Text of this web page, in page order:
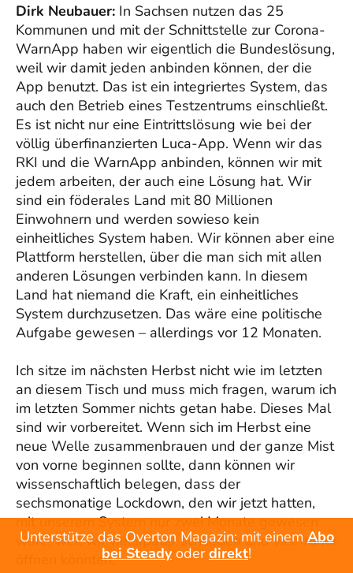
Dirk Neubauer: In Sachsen nutzen das 25
Kommunen und mit der Schnittstelle zur Corona-
WarnApp haben wir eigentlich die Bundeslösung,
weil wir damit jeden anbinden können, der die
App benutzt. Das ist ein integriertes System, das
auch den Betrieb eines Testzentrums einschließt.
Es ist nicht nur eine Eintrittslösung wie bei der
völlig überfinanzierten Luca-App. Wenn wir das
RKI und die WarnApp anbinden, können wir mit
jedem arbeiten, der auch eine Lösung hat. Wir
sind ein föderales Land mit 80 Millionen
Einwohnern und werden sowieso kein
einheitliches System haben. Wir können aber eine
Plattform herstellen, über die man sich mit allen
anderen Lösungen verbinden kann. In diesem
Land hat niemand die Kraft, ein einheitliches
System durchzusetzen. Das wäre eine politische
Aufgabe gewesen – allerdings vor 12 Monaten.
Ich sitze im nächsten Herbst nicht wie im letzten
an diesem Tisch und muss mich fragen, warum ich
im letzten Sommer nichts getan habe. Dieses Mal
sind wir vorbereitet. Wenn sich im Herbst eine
neue Welle zusammenbrauen und der ganze Mist
von vorne beginnen sollte, dann können wir
wissenschaftlich belegen, dass der
sechsmonatige Lockdown, den wir jetzt hatten,
mit unserem System nur zwei Monate gewesen
wäre, weil wir viel später schließen und viel früher
öffnen könnten.
Unterstütze das Overton Magazin: mit einem Abo
bei Steady oderdirekt!